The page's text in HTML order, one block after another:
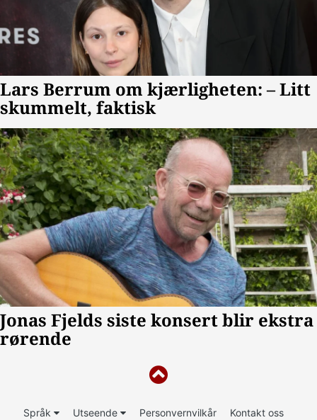
Språk Utseende Personvernvilkår
Kontakt oss